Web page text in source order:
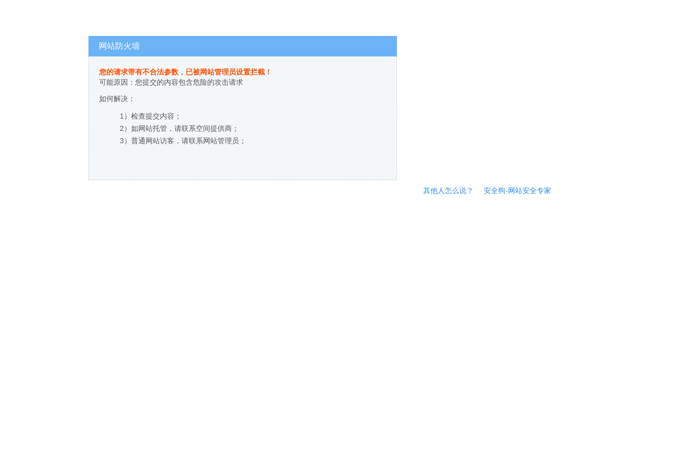
网站防火墙
您的请求带有不合法参数，已被网站管理员设置拦截！
可能原因：您提交的内容包含危险的攻击请求
如何解决：
1）检查提交内容；
2）如网站托管，请联系空间提供商；
3）普通网站访客，请联系网站管理员；
其他人怎么说？ 安全狗-网站安全专家